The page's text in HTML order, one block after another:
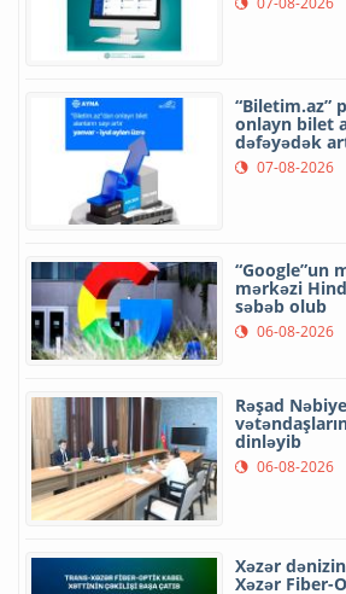
“Biletim.az”
onlayn bilet
dəfəyədək
07-08-2026
“Google”un
mərkəzi
səbəb olub
06-08-2026
Rəşad
dinləyib
06-08-2026
Xəzər
Xəzər Fiber-